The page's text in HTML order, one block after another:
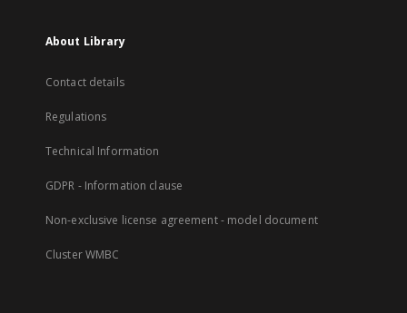
About Library
Contact details
Regulations
Technical Information
GDPR - Information clause
Non-exclusive license agreement - model document
Cluster WMBC